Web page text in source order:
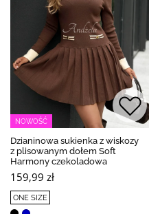
NOWOŚĆ
Dzianinowa sukienka z wiskozy
z plisowanym dołem Soft
Harmony czekoladowa
159,99 zł
ONE SIZE